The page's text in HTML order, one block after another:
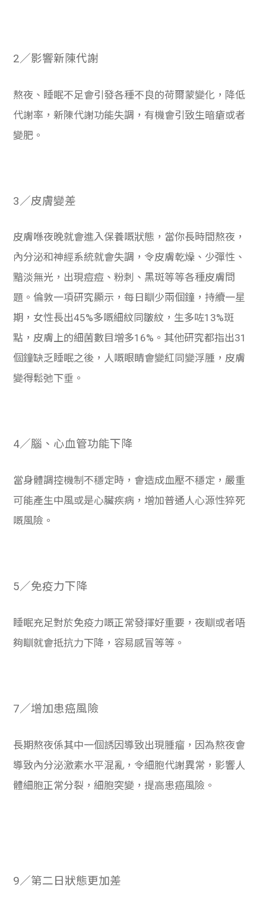
2／影響新陳代謝
熬夜、睡眠不足會引發各種不良的荷爾蒙變化，降低
代謝率，新陳代謝功能失調，有機會引致生暗瘡或者
變肥。
3／皮膚變差
皮膚喺夜晚就會進入保養嘅狀態，當你長時間熬夜，
內分泌和神經系統就會失調，令皮膚乾燥、少彈性、
黯淡無光，出現痘痘、粉刺、黑斑等等各種皮膚問
題。倫敦一項研究顯示，每日瞓少兩個鐘，持續一星
期，女性長出45%多嘅細紋同皺紋，生多咗13%斑
點，皮膚上的細菌數目增多16%。其他研究都指出31
個鐘缺乏睡眠之後，人嘅眼睛會變紅同變浮腫，皮膚
變得鬆弛下垂。
4／腦、心血管功能下降
當身體調控機制不穩定時，會造成血壓不穩定，嚴重
可能產生中風或是心臟疾病，增加普通人心源性猝死
嘅風險。
5／免疫力下降
睡眠充足對於免疫力嘅正常發揮好重要，夜瞓或者唔
夠瞓就會抵抗力下降，容易感冒等等。
7／增加患癌風險
長期熬夜係其中一個誘因導致出現腫瘤，因為熬夜會
導致內分泌激素水平混亂，令細胞代謝異常，影響人
體細胞正常分裂，細胞突變，提高患癌風險。
9／第二日狀態更加差